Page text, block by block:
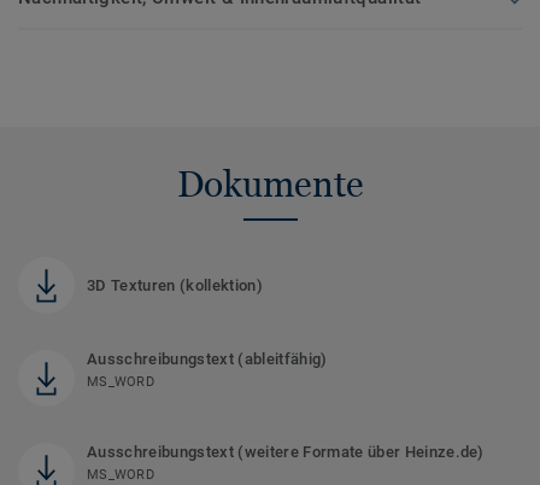
Dokumente
3D Texturen (kollektion)
Ausschreibungstext (ableitfähig)
MS_WORD
Ausschreibungstext (weitere Formate über Heinze.de)
MS_WORD